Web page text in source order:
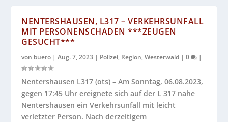
NENTERSHAUSEN, L317 – VERKEHRSUNFALL
MIT PERSONENSCHADEN ***ZEUGEN
GESUCHT***
von buero |Aug. 7, 2023 | Polizei, Region,Westerwald |0 |
Nentershausen L317 (ots) – Am Sonntag, 06.08.2023,
gegen 17:45 Uhr ereignete sich auf der L 317 nahe
Nentershausen ein Verkehrsunfall mit leicht
verletzter Person. Nach derzeitigem